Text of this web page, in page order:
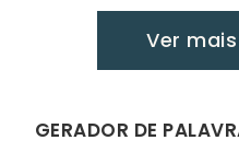
Ver
GERADOR DE